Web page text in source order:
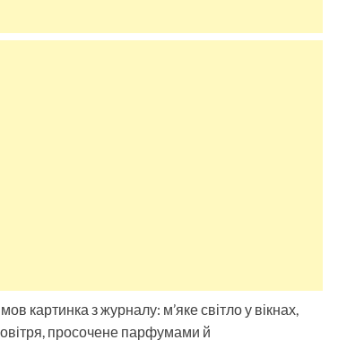
картинка з журналу: м’яке світло у вікнах,
просочене парфумами й